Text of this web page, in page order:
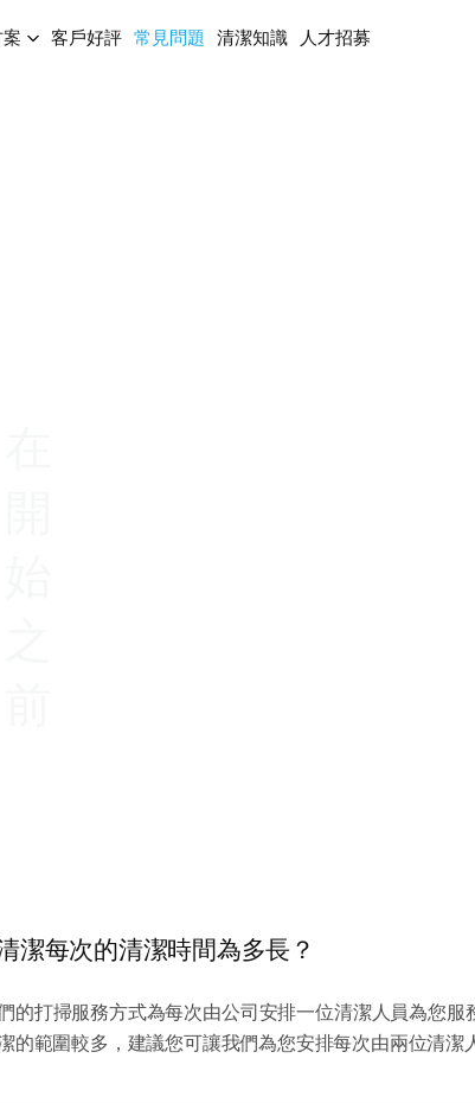
客戶好評 常見問題 清潔知識
人才招募
潔每次的清潔時間為多長？
的打掃服務方式為每次由公司安排一位清潔人員為您服
的範圍較多，建議您可讓我們為您安排每次由兩位清潔